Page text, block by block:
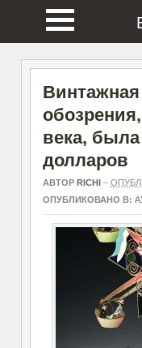
Винтажная
века, была
долларов
АВТОР RICHI–
ОПУБЛИКОВАНО В: